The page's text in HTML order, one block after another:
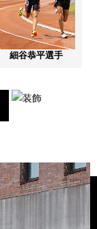
細谷恭平選手